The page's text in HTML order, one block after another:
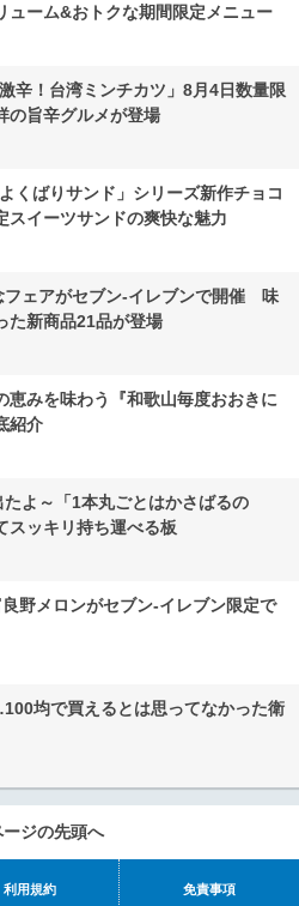
ューム&おトクな期間限定メニュー
辛！台湾ミンチカツ」8月4日数量限
の旨辛グルメが登場
くばりサンド」シリーズ新作チョコ
スイーツサンドの爽快な魅力
フェアがセブン-イレブンで開催 味
た新商品21品が登場
恵みを味わう『和歌山毎度おおきに
紹介
よ～「1本丸ごとはかさばるの
スッキリ持ち運べる板
野メロンがセブン‐イレブン限定で
均で買えるとは思ってなかった衛
ージの先頭へ
利用規約 免責事項